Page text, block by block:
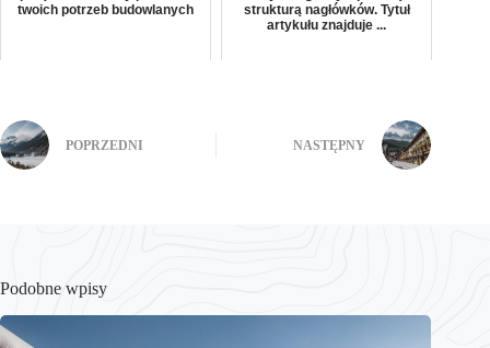
twoich potrzeb budowlanych
strukturą nagłówków. Tytuł
artykułu znajduje ...
POPRZEDNI NASTĘPNY
Podobne wpisy